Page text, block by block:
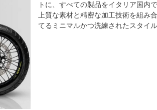
トに、すべての製品をイタリア国内
上質な素材と精密な加工技術を組み
てるミニマルかつ洗練されたスタイル